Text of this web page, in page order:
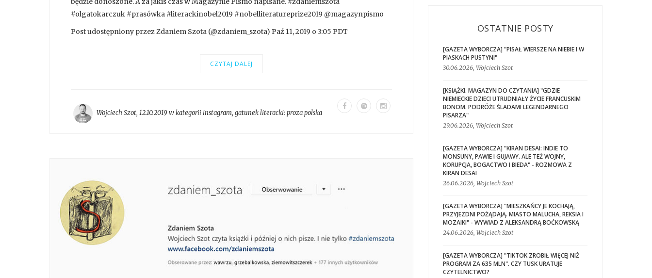
#olgatokarczuk #prasówka #literackinobel2019 #nobelliteratureprize2019 @magazynpismo
Post udostępniony przez Zdaniem Szota (@zdaniem_szota) Paź 11, 2019 o 3:05 PDT
CZYTAJ DALEJ
Wojciech Szot, 12.10.2019 w kategoriiinstagram, gatunek literacki:proza polska
OSTATNIE POSTY
[GAZETA WYBORCZA] "PISAŁ WIERSZE NA NIEBIE I W
PIASKACH PUSTYNI"
30.06.2026, Wojciech Szot
[KSIĄŻKI. MAGAZYN DO CZYTANIA] "GDZIE
NIEMIECKIE DZIECI UTRUDNIAŁY ŻYCIE FRANCUSKIM
BONOM. PODRÓŻE ŚLADAMI LEGENDARNEGO
PISARZA"
29.06.2026, Wojciech Szot
[GAZETA WYBORCZA] "KIRAN DESAI: INDIE TO
MONSUNY, PAWIE I GUJAWY. ALE TEŻ WOJNY,
KORUPCJA, BOGACTWO I BIEDA" - ROZMOWA Z
KIRAN DESAI
26.06.2026, Wojciech Szot
[GAZETA WYBORCZA] "MIESZKAŃCY JE KOCHAJĄ,
PRZYJEZDNI POŻĄDAJĄ. MIASTO MALUCHA, REKSIA I
MOZAIKI" - WYWIAD Z ALEKSANDRĄ BOĆKOWSKĄ
24.06.2026, Wojciech Szot
[GAZETA WYBORCZA] "TIKTOK ZROBIŁ WIĘCEJ NIŻ
PROGRAM ZA 635 MLN". CZY TUSK URATUJE
CZYTELNICTWO?